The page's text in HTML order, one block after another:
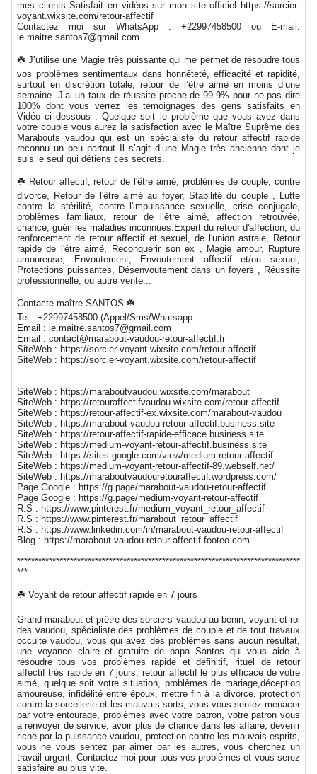
mes clients Satisfait en vidéos sur mon site officiel https://sorcier-
voyant.wixsite.com/retour-affectif
Contactez moi sur WhatsApp : +22997458500 ou E-mail:
le.maitre.santos7@gmail.com
☘️ J’utilise une Magie très puissante qui me permet de résoudre tous
vos problèmes sentimentaux dans honnêteté, efficacité et rapidité,
surtout en discrétion totale, retour de l’être aimé en moins d’une
semaine. J’ai un taux de réussite proche de 99.9% pour ne pas dire
100% dont vous verrez les témoignages des gens satisfaits en
Vidéo ci dessous . Quelque soit le problème que vous avez dans
votre couple vous aurez la satisfaction avec le Maître Suprême des
Marabouts vaudou qui est un spécialiste du retour affectif rapide
reconnu un peu partout Il s’agit d’une Magie très ancienne dont je
suis le seul qui détiens ces secrets.
☘️ Retour affectif, retour de l'être aimé, problèmes de couple, contre
divorce, Retour de l'être aimé au foyer, Stabilité du couple , Lutte
contre la stérilité, contre l'impuissance sexuelle, crise conjugale,
problèmes familiaux, retour de l’être aimé, affection retrouvée,
chance, guéri les maladies inconnues.Expert du retour d'affection, du
renforcement de retour affectif et sexuel, de l'union astrale, Retour
rapide de l'être aimé, Reconquérir son ex , Magie amour, Rupture
amoureuse, Envoutement, Envoutement affectif et/ou sexuel,
Protections puissantes, Désenvoutement dans un foyers , Réussite
professionnelle, ou autre vente...
Contacte maître SANTOS ☘️
Tel : +22997458500 (Appel/Sms/Whatsapp
Email : le.maitre.santos7@gmail.com
Email : contact@marabout-vaudou-retour-affectif.fr
SiteWeb : https://sorcier-voyant.wixsite.com/retour-affectif
SiteWeb : https://sorcier-voyant.wixsite.com/retour-affectif
-----------------------------------------------------------------
SiteWeb : https://maraboutvaudou.wixsite.com/marabout
SiteWeb : https://retouraffectifvaudou.wixsite.com/retour-affectif
SiteWeb : https://retour-affectif-ex.wixsite.com/marabout-vaudou
SiteWeb : https://marabout-vaudou-retour-affectif.business.site
SiteWeb : https://retour-affectif-rapide-efficace.business.site
SiteWeb : https://medium-voyant-retour-affectif.business.site
SiteWeb : https://sites.google.com/view/medium-retour-affectif
SiteWeb : https://medium-voyant-retour-affectif-89.webself.net/
SiteWeb : https://maraboutvaudouretouraffectif.wordpress.com/
Page Google : https://g.page/marabout-vaudou-retour-affectif
Page Google : https://g.page/medium-voyant-retour-affectif
R.S : https://www.pinterest.fr/medium_voyant_retour_affectif
R.S : https://www.pinterest.fr/marabout_retour_affectif
R.S : https://www.linkedin.com/in/marabout-vaudou-retour-affectif
Blog : https://marabout-vaudou-retour-affectif.footeo.com
********************************************************************************
***
☘️ Voyant de retour affectif rapide en 7 jours
Grand marabout et prêtre des sorciers vaudou au bénin, voyant et roi
des vaudou, spécialiste des problèmes de couple et de tout travaux
occulte vaudou, vous qui avez des problèmes sans aucun résultat,
une voyance claire et gratuite de papa Santos qui vous aide à
résoudre tous vos problèmes rapide et définitif, rituel de retour
affectif très rapide en 7 jours, retour affectif le plus efficace de votre
aimé, quelque soit votre situation, problèmes de mariage,déception
amoureuse, infidélité entre époux, mettre fin à la divorce, protection
contre la sorcellerie et les mauvais sorts, vous vous sentez menacer
par votre entourage, problèmes avec votre patron, votre patron vous
a renvoyer de service, avoir plus de chance dans les affaire, devenir
riche par la puissance vaudou, protection contre les mauvais esprits,
vous ne vous sentez par aimer par les autres, vous cherchez un
travail urgent, Contactez moi pour tous vos problèmes et vous serez
satisfaire au plus vite.